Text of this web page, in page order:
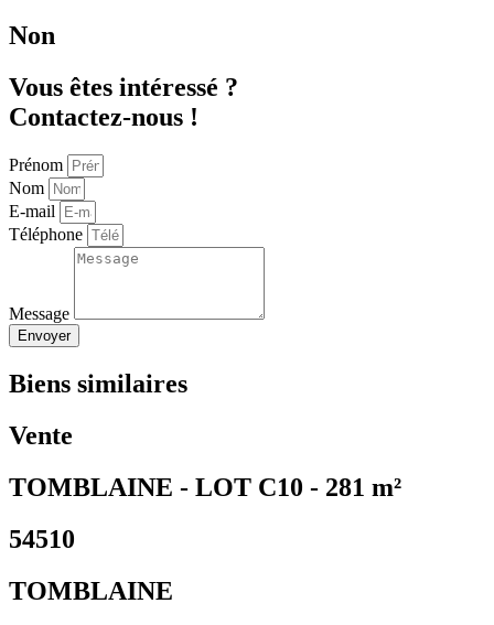
Non
Vous êtes intéressé ?
Contactez-nous !
Prénom
Nom
E-mail
Téléphone
Message
Envoyer
Biens similaires
Vente
TOMBLAINE - LOT C10 - 281 m²
54510
TOMBLAINE